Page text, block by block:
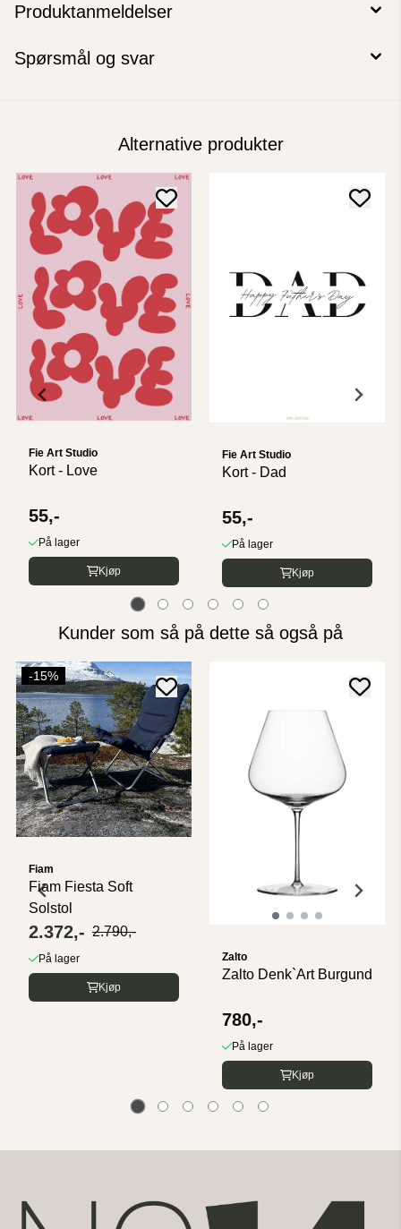
Produktanmeldelser
Spørsmål og svar
Alternative produkter
Fie Art Studio
Kort - Love
55,-
På lager
Kjøp
Fie Art Studio
Kort - Dad
55,-
På lager
Kjøp
Kunder som så på dette så også på
-15%
Fiam
Fiam Fiesta Soft
Solstol
2.372,- 2.790,-
På lager
Kjøp
Zalto
Zalto Denk`Art Burgund
780,-
På lager
Kjøp